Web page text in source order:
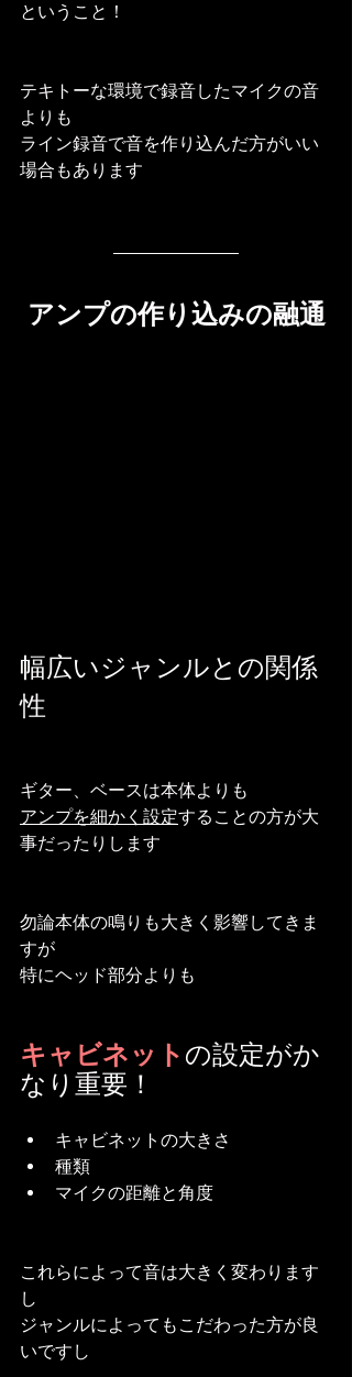
ということ！
テキトーな環境で録音したマイクの音
よりも
ライン録音で音を作り込んだ方がいい
場合もあります
アンプの作り込みの融通
幅広いジャンルとの関係
性
ギター、ベースは本体よりも
アンプを細かく設定することの方が大
事だったりします
勿論本体の鳴りも大きく影響してきま
すが
特にヘッド部分よりも
キャビネット の設定がか
なり重要！
キャビネットの大きさ
種類
マイクの距離と角度
これらによって音は大きく変わります
し
ジャンルによってもこだわった方が良
いですし